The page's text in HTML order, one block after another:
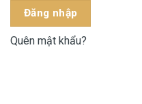
Đăng nhập
Quên mật khẩu?